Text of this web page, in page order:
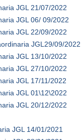
JGL 21/07/2022
JGL 06/ 09/2022
JGL 22/09/2022
JGL29/09/2022
JGL 13/10/2022
JGL 27/10/2022
JGL 17/11/2022
JGL 01\12\2022
JGL 20/12/2022
JGL 14/01/2021